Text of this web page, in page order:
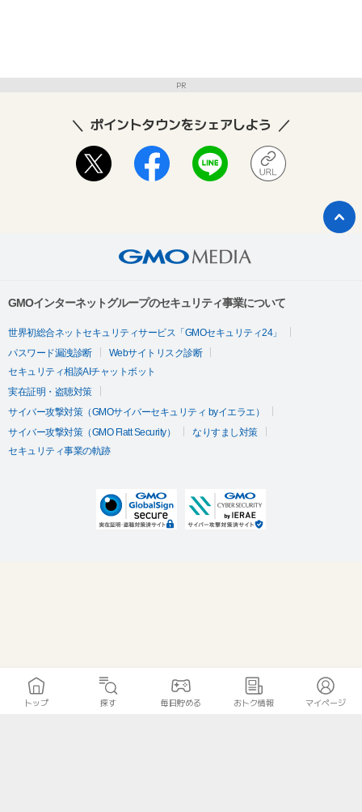
PR
ポイントタウンをシェアしよう
GMOインターネットグループのセキュリティ事業について
世界初総合ネットセキュリティサービス「GMOセキュリティ24」
パスワード漏洩診断
Webサイトリスク診断
セキュリティ相談AIチャットボット
実在証明・盗聴対策
サイバー攻撃対策（GMOサイバーセキュリティ byイエラエ）
サイバー攻撃対策（GMO Flatt Security）
なりすまし対策
セキュリティ事業の軌跡
トップ 探す 毎日貯める おトク情報 マイページ